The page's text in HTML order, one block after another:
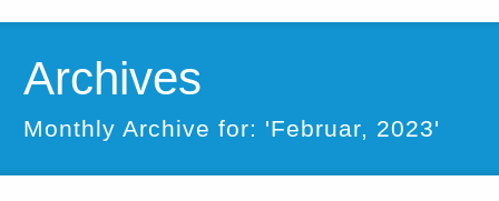
Archives
Monthly Archive for: 'Februar, 2023'